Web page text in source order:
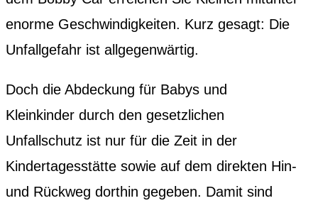
enorme Geschwindigkeiten. Kurz gesagt: Die
Unfallgefahr ist allgegenwärtig.
Doch die Abdeckung für Babys und
Kleinkinder durch den gesetzlichen
Unfallschutz ist nur für die Zeit in der
Kindertagesstätte sowie auf dem direkten Hin-
und Rückweg dorthin gegeben. Damit sind